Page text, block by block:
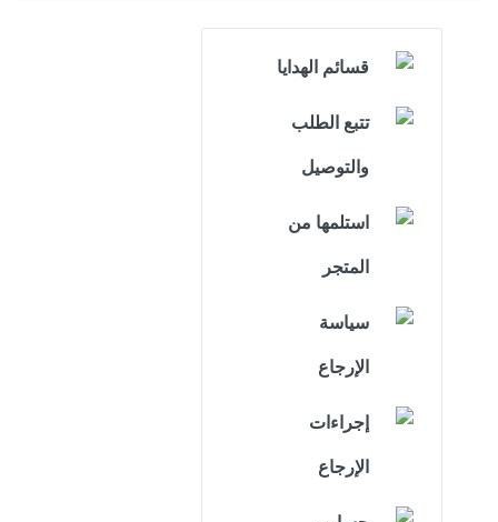
قسائم الهدايا
تتبع الطلب
والتوصيل
استلمها من
المتجر
سياسة
الإرجاع
إجراءات
الإرجاع